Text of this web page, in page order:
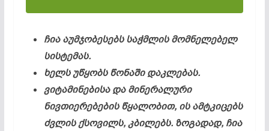
ჩია აუმჯობესებს საჭმლის მომნელებელ
სისტემას.
ხელს უწყობს წონაში დაკლებას.
ვიტამინებისა და მინერალური
ნივთიერებების წყალობით, ის ამტკიცებს
ძვლის ქსოვილს, კბილებს. ზოგადად, ჩია